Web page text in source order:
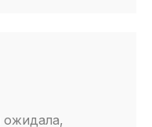
ожидала,